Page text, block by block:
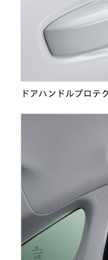
ドアハンドルプロテ